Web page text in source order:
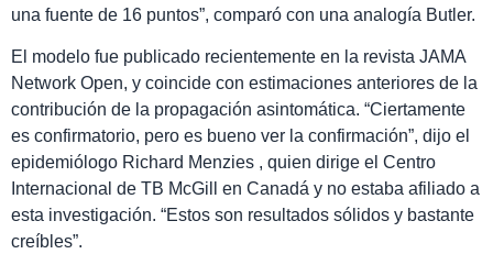
una fuente de 16 puntos”, comparó con una analogía Butler.
El modelo fue publicado recientemente en la revista JAMA
Network Open, y coincide con estimaciones anteriores de la
contribución de la propagación asintomática. “Ciertamente
es confirmatorio, pero es bueno ver la confirmación”, dijo el
epidemiólogo Richard Menzies , quien dirige el Centro
Internacional de TB McGill en Canadá y no estaba afiliado a
esta investigación. “Estos son resultados sólidos y bastante
creíbles”.